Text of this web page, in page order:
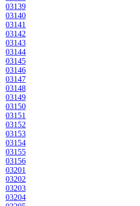
03139
03140
03141
03142
03143
03144
03145
03146
03147
03148
03149
03150
03151
03152
03153
03154
03155
03156
03201
03202
03203
03204